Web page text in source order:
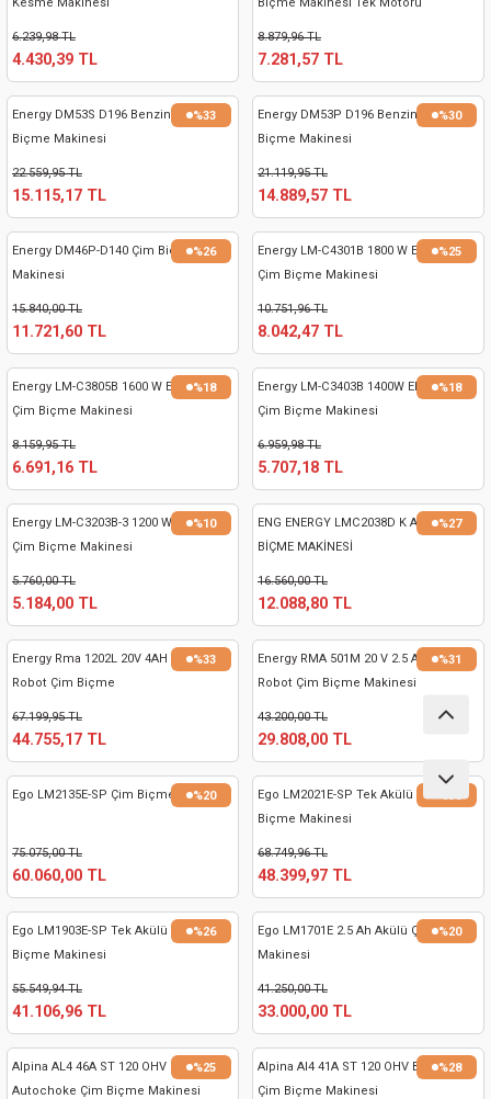
6.239,98 TL
4.430,39 TL
8.879,96 TL
7.281,57 TL
%33
Energy DM53S D196 Benzinli Çim
Biçme Makinesi
22.559,95 TL
15.115,17 TL
%30
Energy DM53P D196 Benzinli Çim
Biçme Makinesi
21.119,95 TL
14.889,57 TL
%26
Energy DM46P-D140 Çim Biçme
Makinesi
15.840,00 TL
11.721,60 TL
%25
Energy LM-C4301B 1800 W Elektrikli
Çim Biçme Makinesi
10.751,96 TL
8.042,47 TL
%18
Energy LM-C3805B 1600 W Elektrikli
Çim Biçme Makinesi
8.159,95 TL
6.691,16 TL
%18
Energy LM-C3403B 1400W Elektrikli
Çim Biçme Makinesi
6.959,98 TL
5.707,18 TL
%10
Energy LM-C3203B-3 1200 W Elektrikli
Çim Biçme Makinesi
5.760,00 TL
5.184,00 TL
%27
ENG ENERGY LMC2038D K AKÜLÜ ÇİM
BİÇME MAKİNESİ
16.560,00 TL
12.088,80 TL
%33
Energy Rma 1202L 20V 4AH Akülü
Robot Çim Biçme
67.199,95 TL
44.755,17 TL
%31
Energy RMA 501M 20 V 2.5 Ah Akülü
Robot Çim Biçme Makinesi
43.200,00 TL
29.808,00 TL
%20
Ego LM2135E-SP Çim Biçme Makinesi
75.075,00 TL
60.060,00 TL
Ego LM2021E-SP Tek Akülü 5 Ah Çim
Biçme Makinesi
68.749,96 TL
48.399,97 TL
%26
Ego LM1903E-SP Tek Akülü 5 Ah Çim
Biçme Makinesi
55.549,94 TL
41.106,96 TL
%20
Ego LM1701E 2.5 Ah Akülü Çim Biçme
Makinesi
41.250,00 TL
33.000,00 TL
%25
Alpina AL4 46A ST 120 OHV
Autochoke Çim Biçme Makinesi
%28
Alpina Al4 41A ST 120 OHV Benzinli
Çim Biçme Makinesi